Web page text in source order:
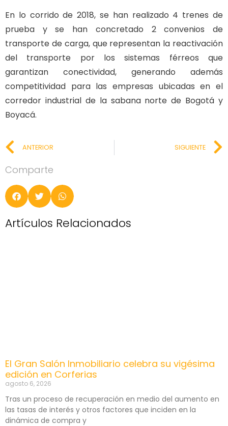
En lo corrido de 2018, se han realizado 4 trenes de
prueba y se han concretado 2 convenios de
transporte de carga, que representan la reactivación
del transporte por los sistemas férreos que
garantizan conectividad, generando además
competitividad para las empresas ubicadas en el
corredor industrial de la sabana norte de Bogotá y
Boyacá.
ANTERIOR SIGUIENTE
Comparte
Artículos Relacionados
El Gran Salón Inmobiliario celebra su vigésima
edición en Corferias
agosto 6, 2026
Tras un proceso de recuperación en medio del aumento en
las tasas de interés y otros factores que inciden en la
dinámica de compra y